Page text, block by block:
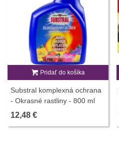
Pridať do košíka
Substral komplexná ochrana
- Okrasné rastliny - 800 ml
12,48 €